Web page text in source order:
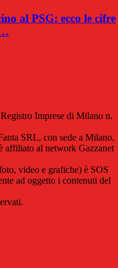
al PSG: ecco le cifre
Imprese di Milano n.
SRL, con sede a Milano,
affiliato al network Gazzanet
video e grafiche) è SOS
ad oggetto i contenuti del